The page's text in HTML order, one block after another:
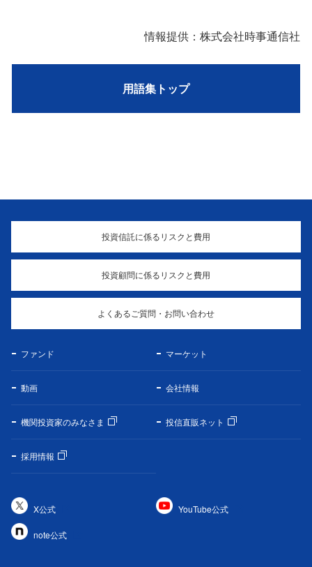
情報提供：株式会社時事通信社
用語集トップ
投資信託に係るリスクと費用
投資顧問に係るリスクと費用
よくあるご質問・お問い合わせ
ファンド マーケット
動画 会社情報
機関投資家のみなさま 投信直販ネット
採用情報
X公式 YouTube公式
note公式